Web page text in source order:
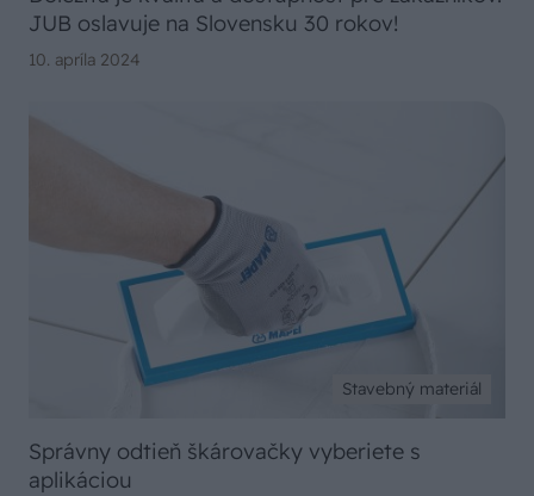
JUB oslavuje na Slovensku 30 rokov!
10. apríla 2024
Stavebný materiál
Správny odtieň škárovačky vyberiete s
aplikáciou